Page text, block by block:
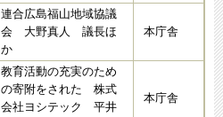
連合広島福山地域協議
会 大野真人 議長ほ
か
本庁舎
教育活動の充実のため
の寄附をされた 株式
会社ヨシテック 平井
本庁舎